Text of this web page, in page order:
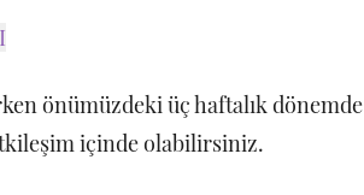
önümüzdeki üç haftalık dönemde
içinde olabilirsiniz.